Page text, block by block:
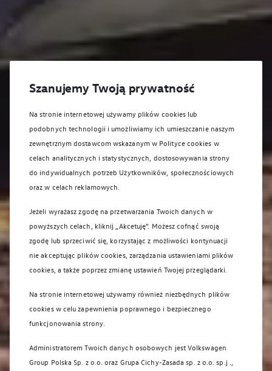
Szanujemy Twoją prywatność
Na stronie internetowej używamy plików cookies lub
podobnych technologii i umożliwiamy ich umieszczanie naszym
zewnętrznym dostawcom wskazanym w Polityce cookies w
celach analitycznych i statystycznych, dostosowywania strony
do indywidualnych potrzeb Użytkowników, społecznościowych
oraz w celach reklamowych.
Jeżeli wyrażasz zgodę na przetwarzania Twoich danych w
powyższych celach, kliknij „Akcetuję”. Możesz cofnąć swoją
zgodę lub sprzeciwić się, korzystając z możliwości kontynuacji
nie akceptując plików cookies, zarządzania ustawieniami plików
cookies, a także poprzez zmianę ustawień Twojej przeglądarki.
Na stronie internetowej używamy również niezbędnych plików
cookies w celu zapewnienia poprawnego i bezpiecznego
funkcjonowania strony.
Administratorem Twoich danych osobowych jest Volkswagen
Group Polska Sp. z o.o. oraz Grupa Cichy-Zasada sp. z o.o. sp.j .,